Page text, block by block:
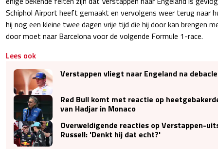
Schiphol Airport heeft gemaakt en vervolgens weer terug naar
hij nog een kleine twee dagen vrije tijd die hij door kan brengen
door moet naar Barcelona voor de volgende Formule 1-race.
Lees ook
Verstappen vliegt naar Engeland na
Red Bull komt met reactie op
van Hadjar in Monaco
Overweldigende reacties op Verstappen-
Russell: 'Denkt hij dat echt?'